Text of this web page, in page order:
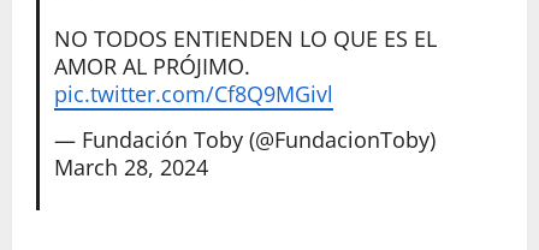
NO TODOS ENTIENDEN LO QUE ES EL
AMOR AL PRÓJIMO.
pic.twitter.com/Cf8Q9MGivl
— Fundación Toby (@FundacionToby)
March 28, 2024